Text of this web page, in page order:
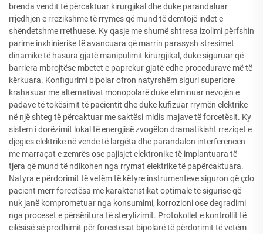
brenda vendit të përcaktuar kirurgjikal dhe duke parandaluar
rrjedhjen e rrezikshme të rrymës që mund të dëmtojë indet e
shëndetshme rrethuese. Ky qasje me shumë shtresa izolimi përfshin
parime inxhinierike të avancuara që marrin parasysh stresimet
dinamike të hasura gjatë manipulimit kirurgjikal, duke siguruar që
barriera mbrojtëse mbetet e paprekur gjatë edhe procedurave më të
kërkuara. Konfigurimi bipolar ofron natyrshëm siguri superiore
krahasuar me alternativat monopolarë duke eliminuar nevojën e
padave të tokësimit të pacientit dhe duke kufizuar rrymën elektrike
në një shteg të përcaktuar me saktësi midis majave të forcetësit. Ky
sistem i dorëzimit lokal të energjisë zvogëlon dramatikisht rreziqet e
djegies elektrike në vende të largëta dhe parandalon interferencën
me marraçat e zemrës ose pajisjet elektronike të implantuara të
tjera që mund të ndikohen nga rrymat elektrike të papërcaktuara.
Natyra e përdorimit të vetëm të këtyre instrumenteve siguron që çdo
pacient merr forcetësa me karakteristikat optimale të sigurisë që
nuk janë komprometuar nga konsumimi, korrozioni ose degradimi
nga proceset e përsëritura të sterylizimit. Protokollet e kontrollit të
cilësisë së prodhimit për forcetësat bipolarë të përdorimit të vetëm